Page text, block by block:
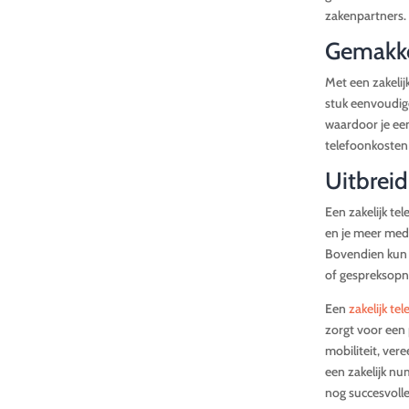
Met een
stuk
waardoor je
Een zakelijk
en je meer
Bovendien
of
Een zakelijk
zorgt voor een
mobiliteit,
een zakelijk
nog